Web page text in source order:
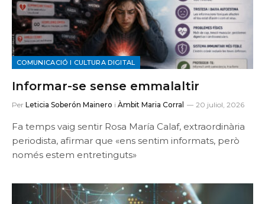
COMUNICACIÓ I CULTURA DIGITAL
Informar-se sense emmalaltir
Per Leticia Soberón Mainero i Àmbit Maria Corral 20 juliol, 2026
Fa temps vaig sentir Rosa María Calaf, extraordinària
periodista, afirmar que «ens sentim informats, però
només estem entretinguts»